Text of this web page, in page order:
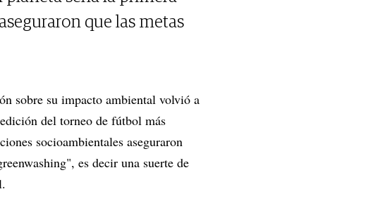
que las metas
sobre su impacto ambiental volvió a
del torneo de fútbol más
socioambientales aseguraron
es decir una suerte de